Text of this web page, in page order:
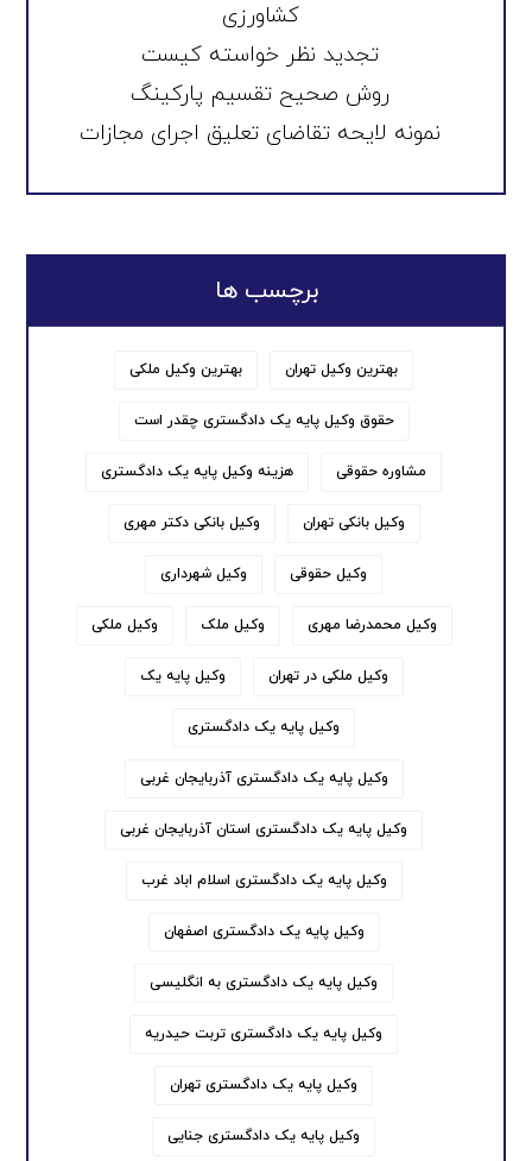
کشاورزی
تجدید نظر خواسته کیست
روش صحیح تقسیم پارکینگ
نمونه لایحه تقاضای تعلیق اجرای مجازات
برچسب ها
بهترین وکیل تهران بهترین وکیل ملکی
حقوق وکیل پایه یک دادگستری چقدر است
مشاوره حقوقی هزینه وکیل پایه یک دادگستری
وکیل بانکی تهران وکیل بانکی دکتر مهری
وکیل حقوقی وکیل شهرداری
وکیل محمدرضا مهری وکیل ملک وکیل ملکی
وکیل ملکی در تهران وکیل پایه یک
وکیل پایه یک دادگستری
وکیل پایه یک دادگستری آذربایجان غربی
وکیل پایه یک دادگستری استان آذربایجان غربی
وکیل پایه یک دادگستری اسلام اباد غرب
وکیل پایه یک دادگستری اصفهان
وکیل پایه یک دادگستری به انگلیسی
وکیل پایه یک دادگستری تربت حیدریه
وکیل پایه یک دادگستری تهران
وکیل پایه یک دادگستری جنایی